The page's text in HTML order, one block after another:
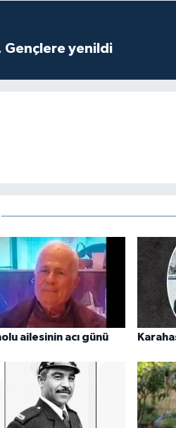
Gençlere yenildi
ailesinin acı günü